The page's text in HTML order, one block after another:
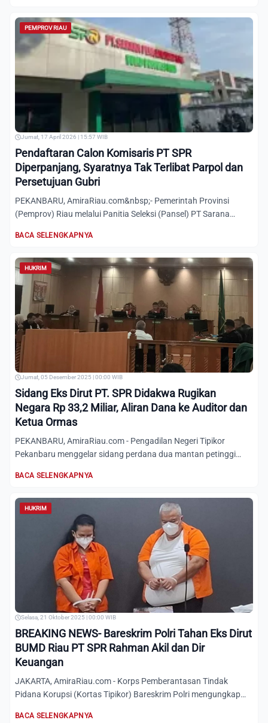
PEMPROV RIAU
Jumat, 17 April 2026 | 15:57 WIB
Pendaftaran Calon Komisaris PT SPR
Diperpanjang, Syaratnya Tak Terlibat Parpol dan
Persetujuan Gubri
PEKANBARU, AmiraRiau.com&nbsp;- Pemerintah Provinsi
(Pemprov) Riau melalui Panitia Seleksi (Pansel) PT Sarana
BACA SELENGKAPNYA
HUKRIM
Jumat, 05 Desember 2025 | 00:00 WIB
Sidang Eks Dirut PT. SPR Didakwa Rugikan
Negara Rp 33,2 Miliar, Aliran Dana ke Auditor dan
Ketua Ormas
PEKANBARU, AmiraRiau.com - Pengadilan Negeri Tipikor
Pekanbaru menggelar sidang perdana dua mantan petinggi
BACA SELENGKAPNYA
HUKRIM
Selasa, 21 Oktober 2025 | 00:00 WIB
BREAKING NEWS- Bareskrim Polri Tahan Eks Dirut
BUMD Riau PT SPR Rahman Akil dan Dir
Keuangan
JAKARTA, AmiraRiau.com - Korps Pemberantasan Tindak
Pidana Korupsi (Kortas Tipikor) Bareskrim Polri mengungkap
BACA SELENGKAPNYA